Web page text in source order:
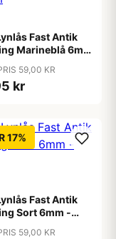
Fast Antik
Marineblå 6mm
59,00 KR
kr
17%
Fast Antik
Sort 6mm -
59,00 KR